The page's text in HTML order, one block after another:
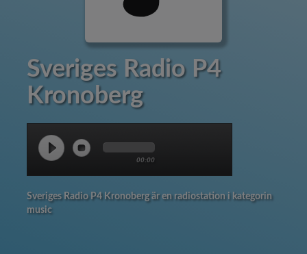
Sveriges Radio P4
Kronoberg
00:00
Sveriges Radio P4 Kronoberg är en radiostation i kategorin
music